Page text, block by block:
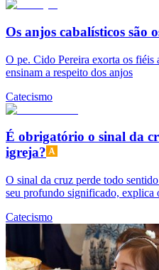
Os anjos cabalísticos são
O pe. Cido Pereira exorta os fiéis
ensinam a respeito dos anjos
Catecismo
É obrigatório o sinal da
igreja?
O sinal da cruz perde todo
seu profundo significado, explica
Catecismo